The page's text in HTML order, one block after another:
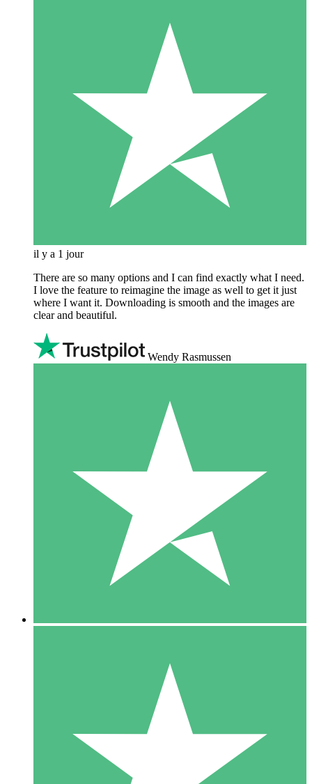
il y a 1 jour
There are so many options and I can find exactly what I need.
I love the feature to reimagine the image as well to get it just
where I want it. Downloading is smooth and the images are
clear and beautiful.
Wendy Rasmussen